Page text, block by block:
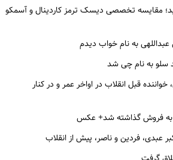
مقایسه تخصصی دیسک ترمز کاردینال و آسمکو
به نام خواب دیدم
سلو به نام چی شد
قبل انقلاب در اواخر عمر و در کنار
به فروش گذاشته شد+ عکس
عبدی، فردین و ناصر، پیش از انقلاب